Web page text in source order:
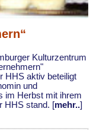
Kulturzentrum
HHS aktiv beteiligt
und
im Herbst mit ihrem
HHS stand. [mehr..]